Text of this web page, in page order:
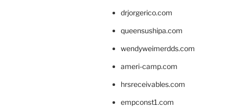
drjorgerico.com
queensushipa.com
wendyweimerdds.com
ameri-camp.com
hrsreceivables.com
empconst1.com